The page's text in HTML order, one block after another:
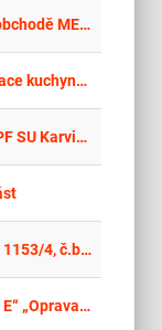
Instalace protipožárního podhledu v obchodě MELODY v budově Finančního úřadu pro Jihomoravský kraj
MŠ Sedmikráska, Liberec – modernizace kuchyně – stavební práce (II)
Stavební úpravy vybraných prostor OPF SU Karviná - Univerzitní nám. 1934/3, Karviná
Oprava volného bytu Heleny Malířové 1153/4, č.b. 3
Oprava sociálního zařízení na budově E“ „Oprava sociálního zařízení na DM 2026“ - havarijní stav „Oprava stupaček na DM“ - havárie